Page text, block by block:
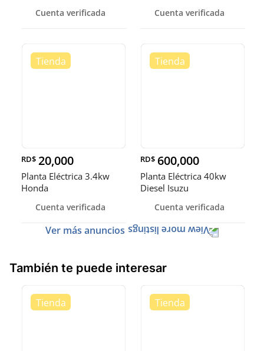
Cuenta verificada Cuenta verificada
RD$ 20,000
Planta Eléctrica 3.4kw
Honda
Cuenta verificada
RD$ 600,000
Planta Eléctrica 40kw
Diesel Isuzu
Cuenta verificada
Ver más anuncios
También te puede interesar